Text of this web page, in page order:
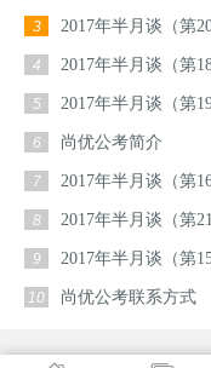
3 2017年半月谈（第
4 2017年半月谈（第
5 2017年半月谈（第
6 尚优公考简介
7 2017年半月谈（第
8 2017年半月谈（第
9 2017年半月谈（第
10 尚优公考联系方式